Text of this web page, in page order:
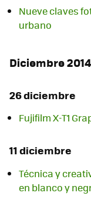
Nueve claves
urbano
Diciembre 2014
26 diciembre
Fujifilm X-T1
11 diciembre
Técnica y
en blanco y